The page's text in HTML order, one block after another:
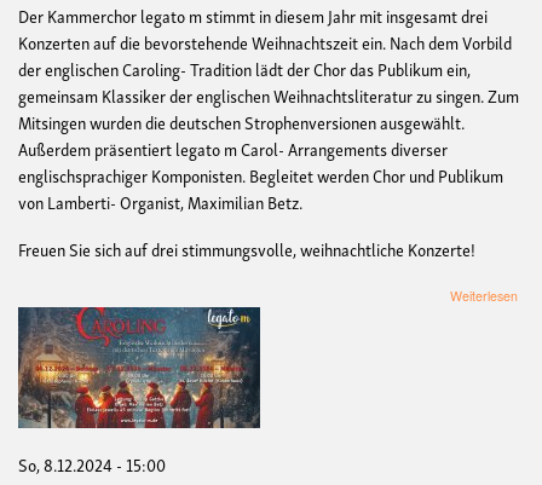
Der Kammerchor legato m stimmt in diesem Jahr mit insgesamt drei
Konzerten auf die bevorstehende Weihnachtszeit ein. Nach dem Vorbild
der englischen Caroling- Tradition lädt der Chor das Publikum ein,
gemeinsam Klassiker der englischen Weihnachtsliteratur zu singen. Zum
Mitsingen wurden die deutschen Strophenversionen ausgewählt.
Außerdem präsentiert legato m Carol- Arrangements diverser
englischsprachiger Komponisten. Begleitet werden Chor und Publikum
von Lamberti- Organist, Maximilian Betz.
Freuen Sie sich auf drei stimmungsvolle, weihnachtliche Konzerte!
Weiterlesen
So, 8.12.2024 - 15:00